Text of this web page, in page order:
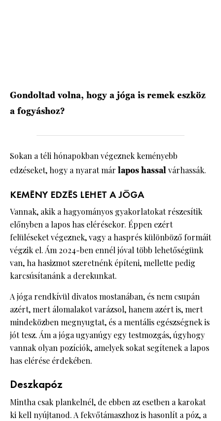
Gondoltad volna, hogy a jóga is remek eszköz
a fogyáshoz?
Sokan a téli hónapokban végeznek keményebb
edzéseket, hogy a nyarat már lapos hassalvárhassák.
KEMÉNY EDZÉS LEHET A JÓGA
Vannak, akik a hagyományos gyakorlatokat részesítik
előnyben a lapos has elérésekor. Éppen ezért
felüléseket végeznek, vagy a hasprés különböző formáit
végzik el. Ám 2024-ben ennél jóval több lehetőségünk
van, ha hasizmot szeretnénk építeni, mellette pedig
karcsúsítanánk a derekunkat.
A jóga rendkívül divatos mostanában, és nem csupán
azért, mert álomalakot varázsol, hanem azért is, mert
mindeközben megnyugtat, és a mentális egészségnek is
jót tesz. Ám a jóga ugyanúgy egy testmozgás, úgyhogy
vannak olyan pozíciók, amelyek sokat segítenek a lapos
has elérése érdekében.
Deszkapóz
Mintha csak plankelnél, de ebben az esetben a karokat
ki kell nyújtanod. A fekvőtámaszhoz is hasonlít a póz, a